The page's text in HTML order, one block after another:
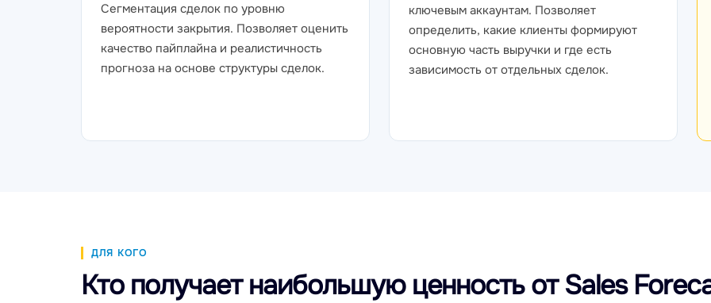
Сегментация сделок по уровню
вероятности закрытия. Позволяет оценить
качество пайплайна и реалистичность
прогноза на основе структуры сделок.
ключевым аккаунтам. Позволяет
определить, какие клиенты формируют
основную часть выручки и где есть
зависимость от отдельных сделок.
ДЛЯ КОГО
Кто получает наибольшую ценность от Sales